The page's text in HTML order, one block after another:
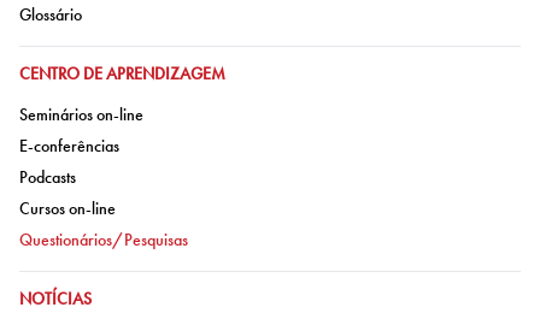
Ir para:
Glossário
IR PARA:
CENTRO DE APRENDIZAGEM
Ir para:
Seminários on-line
Ir para:
E-conferências
Ir para:
Podcasts
Ir para:
Cursos on-line
Ir para:
Questionários/Pesquisas
IR PARA:
NOTÍCIAS